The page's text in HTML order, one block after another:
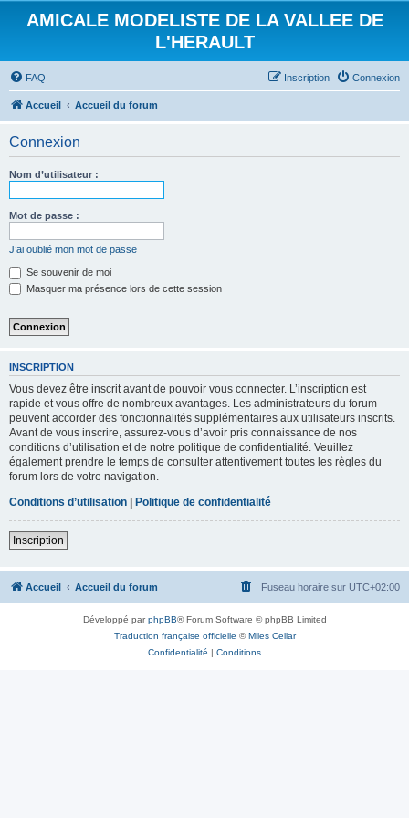
AMICALE MODELISTE DE LA VALLEE DE
L'HERAULT
FAQ Connexion
Inscription
Accueil Accueil du forum
Connexion
Nom d’utilisateur :
Mot de passe :
J’ai oublié mon mot de passe
Se souvenir de moi
Masquer ma présence lors de cette session
INSCRIPTION
Vous devez être inscrit avant de pouvoir vous connecter. L’inscription est
rapide et vous offre de nombreux avantages. Les administrateurs du forum
peuvent accorder des fonctionnalités supplémentaires aux utilisateurs inscrits.
Avant de vous inscrire, assurez-vous d’avoir pris connaissance de nos
conditions d’utilisation et de notre politique de confidentialité. Veuillez
également prendre le temps de consulter attentivement toutes les règles du
forum lors de votre navigation.
Conditions d’utilisation | Politique de confidentialité
Inscription
Accueil Accueil du forum Fuseau horaire sur UTC+02:00
Développé parphpBB® Forum Software © phpBB Limited
Traduction française officielle ©Miles Cellar
Confidentialité | Conditions